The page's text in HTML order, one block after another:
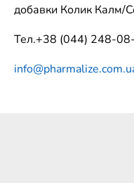
добавки Колик Калм/
Тел.+38 (044) 248-